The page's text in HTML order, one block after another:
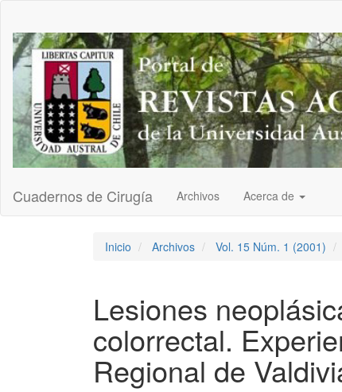
Contenido
principal
Barra
lateral
Cuadernos de Cirugía Archivos Acerca de
Inicio Archivos Vol. 15 Núm. 1 (2001)
Lesiones
colorrectal.
Regional de